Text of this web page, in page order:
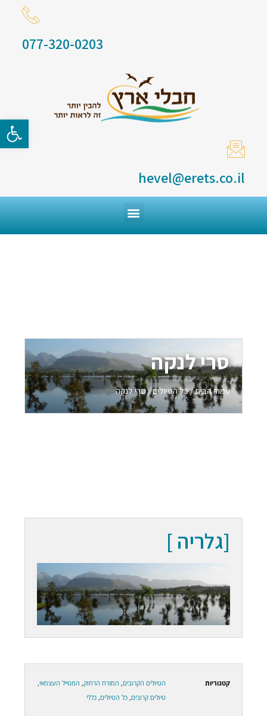
פתח
077-320-0203
hevel@erets.co.il
סרי לנקה
עמוד הבית/כל הטיולים/ סרי לנקה
[גלריה ]
קטגוריות הטיולים הקרובים, המזרח הרחוק, המטייל העצמאי,
טיולים קרובים,כל הטיולים,כללי